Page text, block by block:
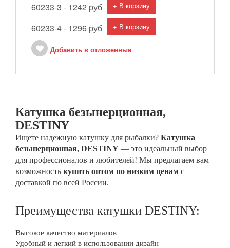
60233-3 - 1242 руб + В корзину
60233-4 - 1296 руб + В корзину
Добавить в отложенные
Катушка безынерционная,
DESTINY
Ищете надежную катушку для рыбалки? Катушка
безынерционная, DESTINY — это идеальный выбор
для профессионалов и любителей! Мы предлагаем вам
возможность купить оптом по низким ценам с
доставкой по всей России.
Преимущества катушки DESTINY:
Высокое качество материалов
Удобный и легкий в использовании дизайн